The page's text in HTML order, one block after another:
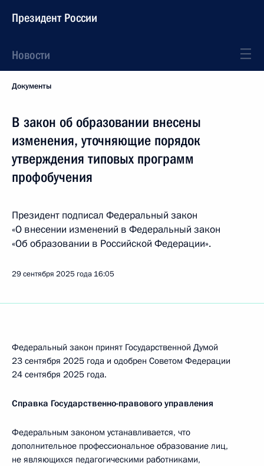
Президент России
Новости
Документы
В закон об образовании внесены
изменения, уточняющие порядок
утверждения типовых программ
профобучения
Президент подписал Федеральный закон
«О внесении изменений в Федеральный закон
«Об образовании в Российской Федерации».
29 сентября 2025 года 16:05
Федеральный закон принят Государственной Думой
23 сентября 2025 года и одобрен Советом Федерации
24 сентября 2025 года.
Справка Государственно-правового управления
Федеральным законом устанавливается, что
дополнительное профессиональное образование лиц,
не являющихся педагогическими работниками,